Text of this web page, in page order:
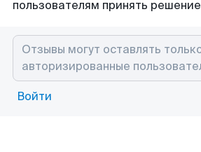
пользователям принять решение
Войти